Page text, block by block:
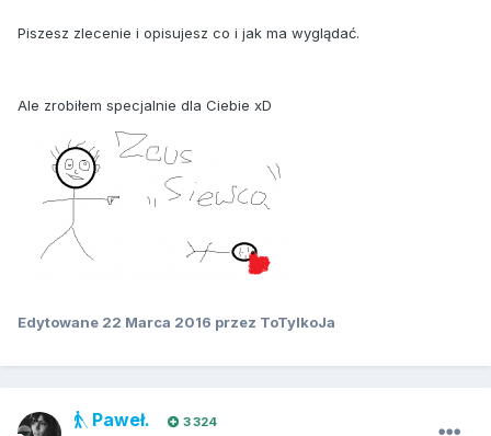
Piszesz zlecenie i opisujesz co i jak ma wyglądać.
Ale zrobiłem specjalnie dla Ciebie xD
Edytowane 22 Marca 2016 przez ToTylkoJa
Paweł. 3 324